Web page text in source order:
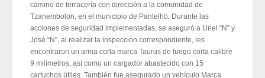
camino de terracería con dirección a la comunidad de
Tzanembolon, en el municipio de Pantelhó. Durante las
acciones de seguridad implementadas, se aseguró a Uriel “N” y
José “N”, al realizar la inspección correspondiente, les
encontraron un arma corta marca Taurus de fuego corta calibre
9 milímetros, así como un cargador abastecido con 15
cartuchos útiles. También fue asegurado un vehículo Marca